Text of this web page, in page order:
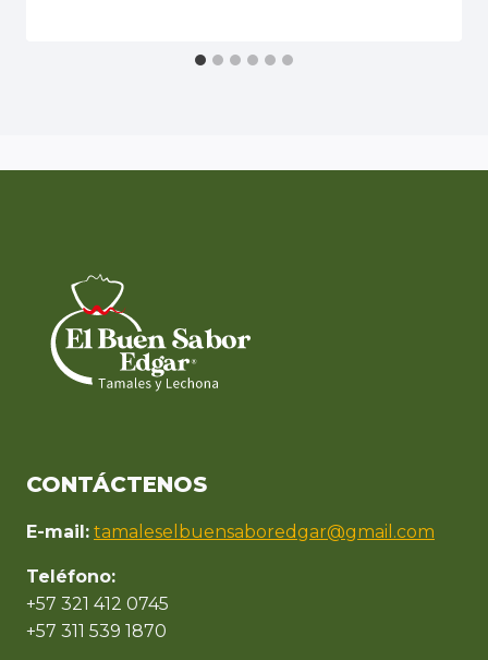
CONTÁCTENOS
E-mail: tamaleselbuensaboredgar@gmail.com
Teléfono:
+57 321 412 0745
+57 311 539 1870